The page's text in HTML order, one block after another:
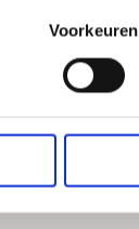
Voorkeuren